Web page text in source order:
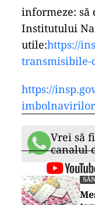
informeze: să
Institutului
utile:https://
transmisibile-
https://
Vrei să
canalul